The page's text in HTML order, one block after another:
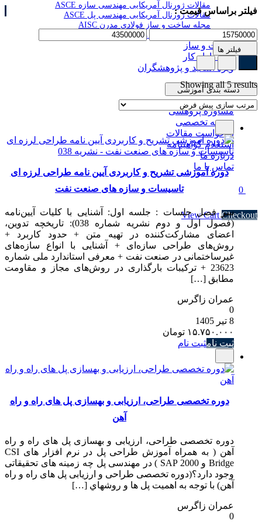
مقالات ژورنال آمریکایی مهندسی سازه ASCE
مقالات ژورنال آمریکایی مهندسی پل ASCE
مجله ساخت و ساز فولادی مدرن AISC
برگزیده جدیدترین مقالات سایر ژورنال های معتبر
ساخت و ساز
ویژه بازار کار
ویژه اساتید و پژوهشگران
دسته بندی آموزشی
مشاوره پژوهشی
ترجمه تخصصی
درخواست مقالات
استعلام گواهینامه
درباره ما
تماس با ما
0
View CartCheckout
فیلتر براساس قیمت :
فیلتر ها
Showing all 5 results
دوره آموزشی تشریح و کاربردی آیین نامه طراحی لرزه ای
تاسیسات و سازه های صنعت نفت
سر فصل جلسات : جلسه اول: آشنایی با کلیات آیین‌نامه
(فصول اول و دوم نشریه شماره 038): تاریخچه تدوین،
اعضای مشارکت‌کننده در تهیه متن + حدود کاربرد +
روش‌های طراحی سازه‌ای + آشنایی با انواع سازه‌های
غیرساختمانی در صنعت نفت + معرفی استاندارد ملی شماره
23623 + ترکیبات بارگذاری در روش‌های مجاز و مقاومت
مطابق […]
عمران زاگرس
0
8 تیر 1405
۱۵.۷۵۰.۰۰۰ تومان
ثبت نامثبت نام
دوره تخصصی طراحی، ارزیابی و بهسازی پل های راه و راه
آهن
دوره تخصصی طراحی، ارزیابی و بهسازی پل های راه و راه
آهن ( به همراه آموزش طراحی پل در نرم افزار های CSI
Bridge و SAP 2000 ) در مهندسی پل چه زمینه های تحقیقاتی
وجود دارد؟(دوره تخصصی طراحی و ارزیابی پل های راه و راه
آهن) با توجه به اهمیت پل ها و روشهاي […]
عمران زاگرس
0